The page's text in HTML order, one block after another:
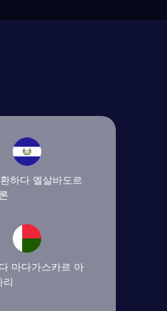
하다 엘살바도르
마다가스카르 아
리